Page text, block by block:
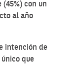
con un
al año
intención de
que